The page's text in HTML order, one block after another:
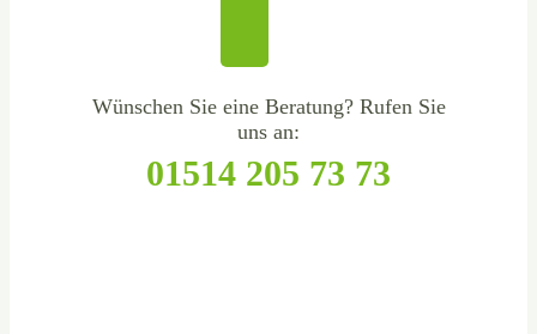
Wünschen Sie eine Beratung? Rufen Sie
uns an:
01514 205 73 73